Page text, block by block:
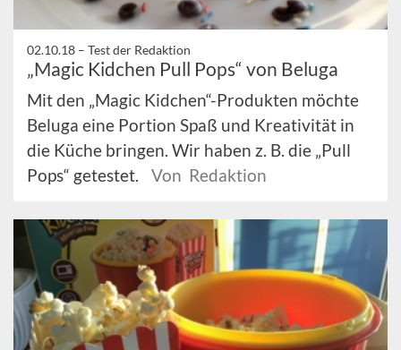
02.10.18 – Test der Redaktion
„Magic Kidchen Pull Pops“ von Beluga
Mit den „Magic Kidchen“-Produkten möchte
Beluga eine Portion Spaß und Kreativität in
die Küche bringen. Wir haben z. B. die „Pull
Pops“ getestet.
Von Redaktion